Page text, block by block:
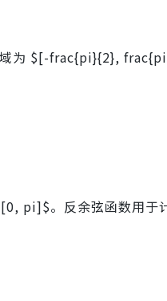
为 $[-frac{pi}{2},
pi]$。反余弦函数用于